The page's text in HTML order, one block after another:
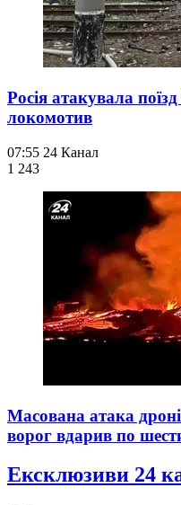
Росія атакувала
локомотив
07:55 24 Канал
1 243
Масована атака
ворог вдарив по
Ексклюзиви 24